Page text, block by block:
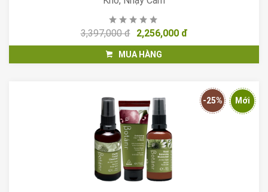
3,397,000 đ 2,256,000 đ
MUA HÀNG
-25% Mới